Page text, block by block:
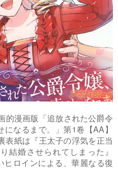
的漫画版「追放された公爵令
なるまで。」第1卷【AA】
表紙は『王太子の浮気を正当
結婚させられてしまった』
ロインによる、華麗なる復